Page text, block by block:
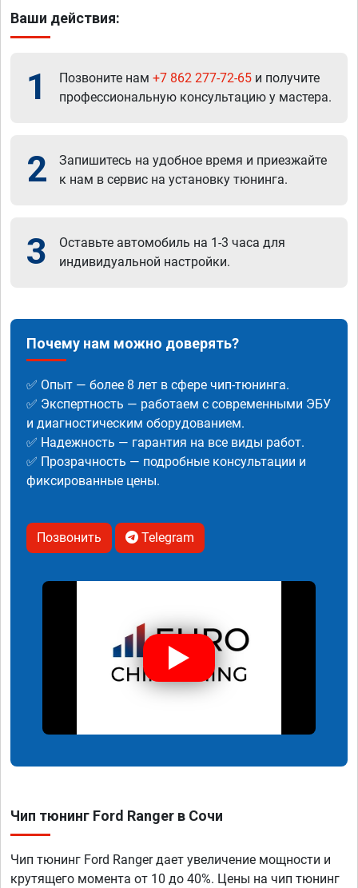
Ваши действия:
1 Позвоните нам +7 862 277-72-65 и получите
профессиональную консультацию у мастера.
2
Запишитесь на удобное время и приезжайте
к нам в сервис на установку тюнинга.
3
Оставьте автомобиль на 1-3 часа для
индивидуальной настройки.
Почему нам можно доверять?
✅ Опыт — более 8 лет в сфере чип-тюнинга.
✅ Экспертность — работаем с современными ЭБУ
и диагностическим оборудованием.
✅ Надежность — гарантия на все виды работ.
✅ Прозрачность — подробные консультации и
фиксированные цены.
Позвонить Telegram
Чип тюнинг Ford Ranger в Сочи
Чип тюнинг Ford Ranger дает увеличение мощности и
крутящего момента от 10 до 40%. Цены на чип тюнинг